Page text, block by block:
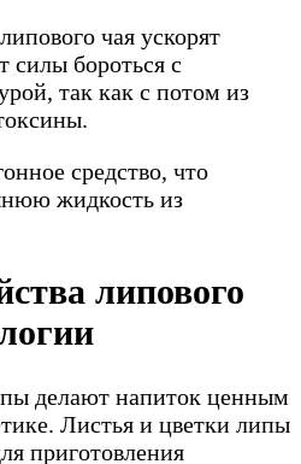
чая ускорят
силы бороться с
так как с потом из
средство, что
жидкость из
липового
делают напиток ценным
Листья и цветки липы
приготовления